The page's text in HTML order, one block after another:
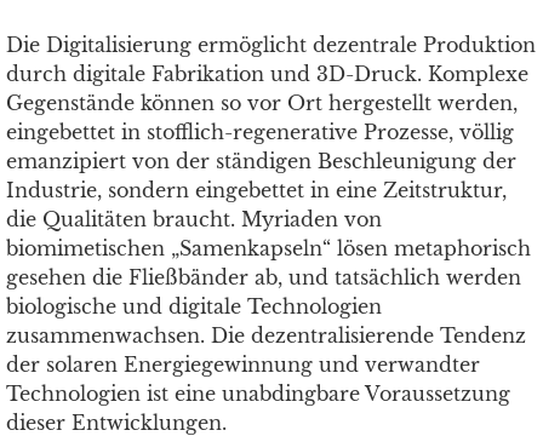
Die Digitalisierung ermöglicht dezentrale Produktion
durch digitale Fabrikation und 3D-Druck. Komplexe
Gegenstände können so vor Ort hergestellt werden,
eingebettet in stofflich-regenerative Prozesse, völlig
emanzipiert von der ständigen Beschleunigung der
Industrie, sondern eingebettet in eine Zeitstruktur,
die Qualitäten braucht. Myriaden von
biomimetischen „Samenkapseln“ lösen metaphorisch
gesehen die Fließbänder ab, und tatsächlich werden
biologische und digitale Technologien
zusammenwachsen. Die dezentralisierende Tendenz
der solaren Energiegewinnung und verwandter
Technologien ist eine unabdingbare Voraussetzung
dieser Entwicklungen.